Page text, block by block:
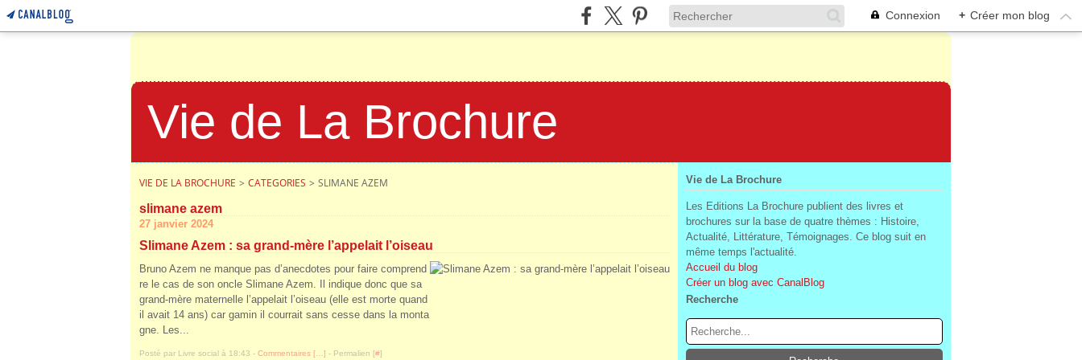
Connexion + Créer mon blog
Vie de La Brochure
VIE DE LA BROCHURE > CATEGORIES > SLIMANE AZEM
slimane azem
27 janvier 2024
Slimane Azem : sa grand-mère l’appelait l’oiseau
Bruno Azem ne manque pas d’anecdotes pour faire comprend
re le cas de son oncle Slimane Azem. Il indique donc que sa
grand-mère maternelle l’appelait l’oiseau (elle est morte quand
il avait 14 ans) car gamin il courrait sans cesse dans la monta
gne. Les...
Posté par Livre social à 18:43 - Commentaires [ ] - Permalien [#]
Vie de La Brochure
Les Editions La Brochure publient des livres et
brochures sur la base de quatre thèmes : Histoire,
Actualité, Littérature, Témoignages. Ce blog suit en
même temps l'actualité.
Accueil du blog
Créer un blog avec CanalBlog
Recherche